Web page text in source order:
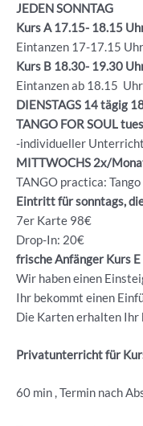
JEDEN SONNTAG
Kurs A 17.15- 18.15
Eintanzen 17-17.15
Kurs B 18.30- 19.30
Eintanzen ab 18.15
DIENSTAGS 14 tägig
TANGO FOR SOUL
-individueller
MITTWOCHS 2x/
TANGO practica:
Eintritt für sonntags,
7er Karte 98€
Drop-In: 20€
frische Anfänger Kurs E
Wir haben einen
Ihr bekommt einen
Die Karten erhalten Ihr
Privatunterricht für
60 min , Termin nach